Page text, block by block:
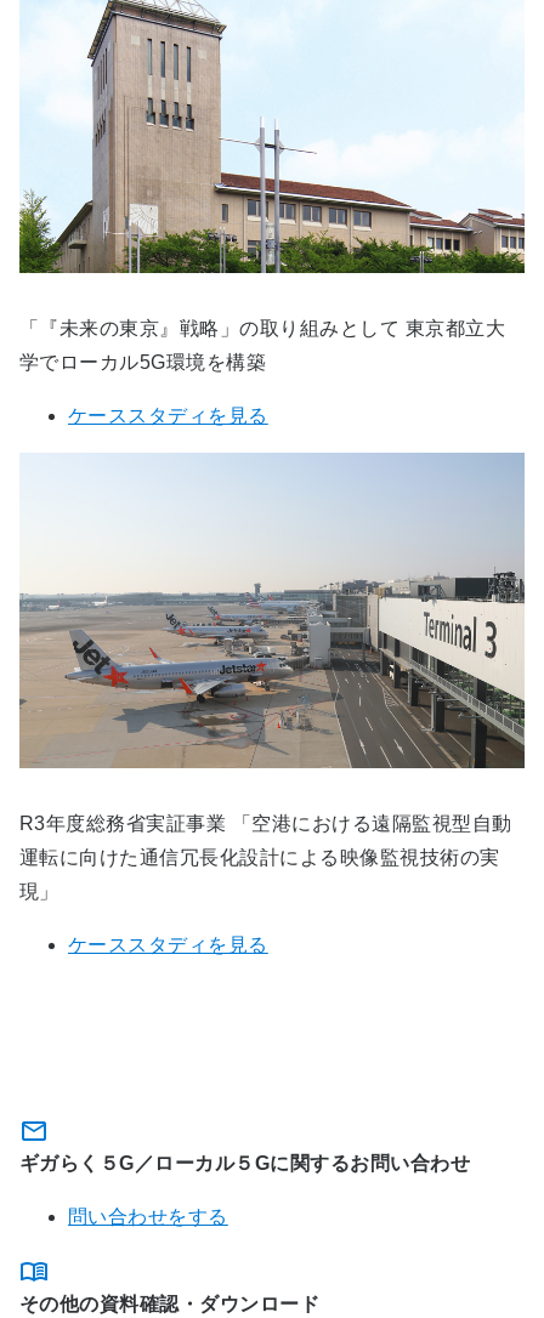
「『未来の東京』戦略」の取り組みとして 東京都立大
学でローカル5G環境を構築
ケーススタディを見る
R3年度総務省実証事業 「空港における遠隔監視型自動
運転に向けた通信冗長化設計による映像監視技術の実
現」
ケーススタディを見る
ギガらく５G／ローカル５Gに関するお問い合わせ
問い合わせをする
その他の資料確認・ダウンロード